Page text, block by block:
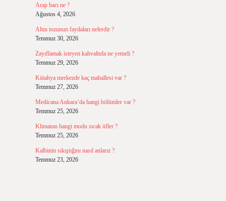
Arap bacı ne ?
Ağustos 4, 2026
Altın tozunun faydaları nelerdir ?
Temmuz 30, 2026
Zayıflamak isteyen kahvaltıda ne yemeli ?
Temmuz 29, 2026
Kütahya merkezde kaç mahallesi var ?
Temmuz 27, 2026
Medicana Ankara’da hangi bölümler var ?
Temmuz 25, 2026
Klimanın hangi modu sıcak üfler ?
Temmuz 25, 2026
Kalbinin sıkıştığını nasıl anlarız ?
Temmuz 23, 2026